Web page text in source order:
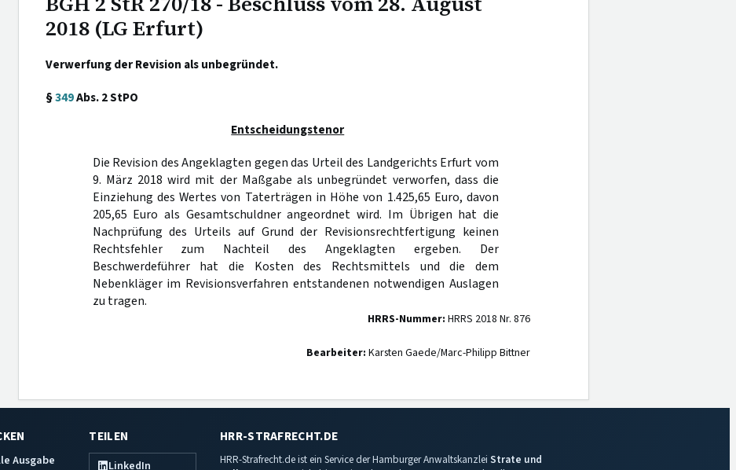
2018 (LG Erfurt)
Verwerfung der Revision als unbegründet.
§349Abs. 2 StPO
Entscheidungstenor
Die Revision des Angeklagten gegen das Urteil des Landgerichts Erfurt vom
9. März 2018 wird mit der Maßgabe als unbegründet verworfen, dass die
Einziehung des Wertes von Taterträgen in Höhe von 1.425,65 Euro, davon
205,65 Euro als Gesamtschuldner angeordnet wird. Im Übrigen hat die
Nachprüfung des Urteils auf Grund der Revisionsrechtfertigung keinen
Rechtsfehler zum Nachteil des Angeklagten ergeben. Der
Beschwerdeführer hat die Kosten des Rechtsmittels und die dem
Nebenkläger im Revisionsverfahren entstandenen notwendigen Auslagen
zu tragen.
HRRS-Nummer: HRRS 2018 Nr. 876
Bearbeiter: Karsten Gaede/Marc-Philipp Bittner
Ausgabe
TEILEN
LinkedIn
HRR-STRAFRECHT.DE
HRR-Strafrecht.de ist ein Service der Hamburger Anwaltskanzlei Strate und